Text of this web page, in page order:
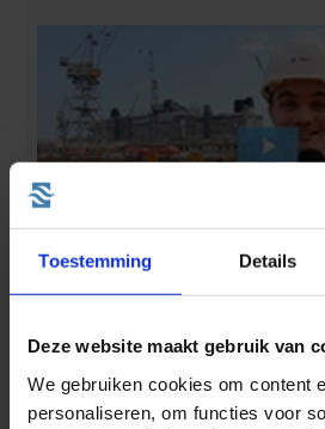
Toestemming Details
Deze website maakt gebruik van
We gebruiken cookies om content
personaliseren, om functies voor
De activiteiten op